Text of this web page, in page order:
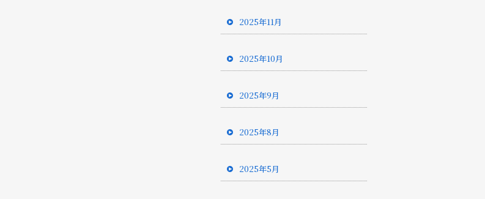
2025年11月
2025年10月
2025年9月
2025年8月
2025年5月